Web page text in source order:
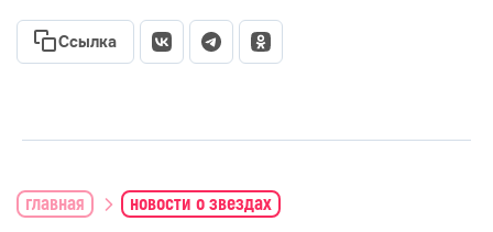
Ссылка
главная новости о звездах